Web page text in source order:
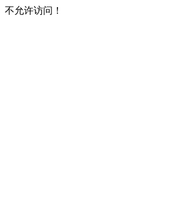
不允许访问！